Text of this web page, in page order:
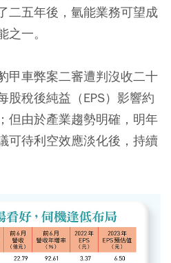
二五年後，氫能業務可望成
一。
甲車弊案二審遭判沒收二十
股稅後純益（EPS）影響約
但由於產業趨勢明確，明年
可待利空效應淡化後，持續